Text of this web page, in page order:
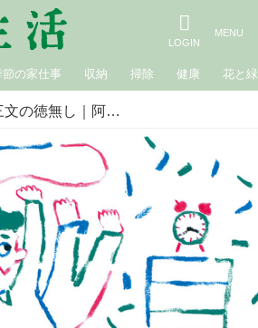
節の家仕事 収納 掃除 健康 花と緑
寝坊に、三文の徳無し｜阿部絢子の七転び八起き